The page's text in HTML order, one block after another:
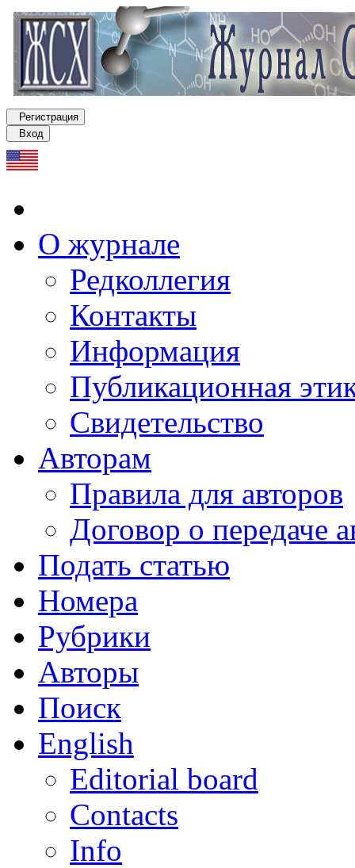
Регистрация
Вход
О журнале
Редколлегия
Контакты
Информация
Публикационная
Свидетельство
Авторам
Правила для авторов
Договор о передаче
Подать статью
Номера
Рубрики
Авторы
Поиск
English
Editorial board
Contacts
Info